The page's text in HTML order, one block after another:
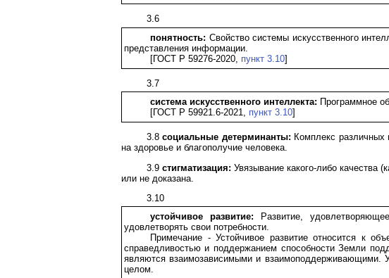
3.6
понятность: Свойство системы искусственного
представления информации.
[ГОСТ Р 59276-2020, пункт 3.10]
3.7
система искусственного интеллекта: Программное
[ГОСТ Р 59921.6-2021, пункт 3.10]
3.8социальные детерминанты: Комплекс различных
на здоровье и благополучие человека.
3.9стигматизация: Увязывание какого-либо качества
или не доказана.
3.10
устойчивое развитие: Развитие,
удовлетворять свои потребности.
Примечание - Устойчивое развитие относится к
справедливостью и поддержанием способности Земли
являются взаимозависимыми и взаимоподдерживающими.
целом.